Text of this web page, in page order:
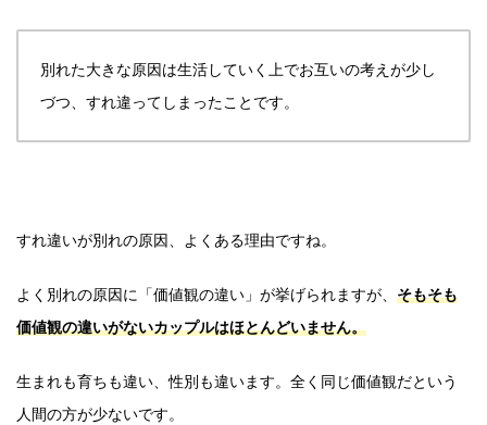
別れた大きな原因は生活していく上でお互いの考えが少し
づつ、すれ違ってしまったことです。
すれ違いが別れの原因、よくある理由ですね。
よく別れの原因に「価値観の違い」が挙げられますが、 そもそも
価値観の違いがないカップルはほとんどいません。
生まれも育ちも違い、性別も違います。全く同じ価値観だという
人間の方が少ないです。